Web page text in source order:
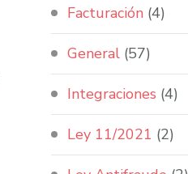
Facturación (4)
General (57)
Integraciones (4)
Ley 11/2021 (2)